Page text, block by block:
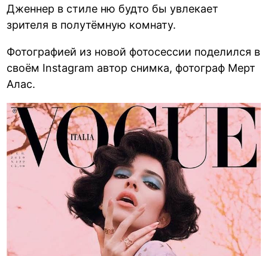
Дженнер в стиле ню будто бы увлекает
зрителя в полутёмную комнату.
Фотографией из новой фотосессии поделился в
своём Instagram автор снимка, фотограф Мерт
Алас.